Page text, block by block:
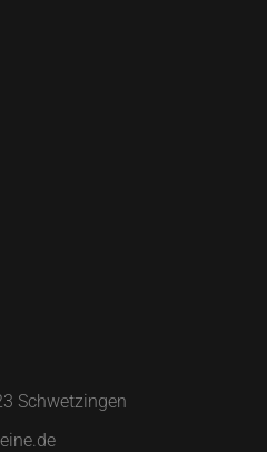
Schwetzingen